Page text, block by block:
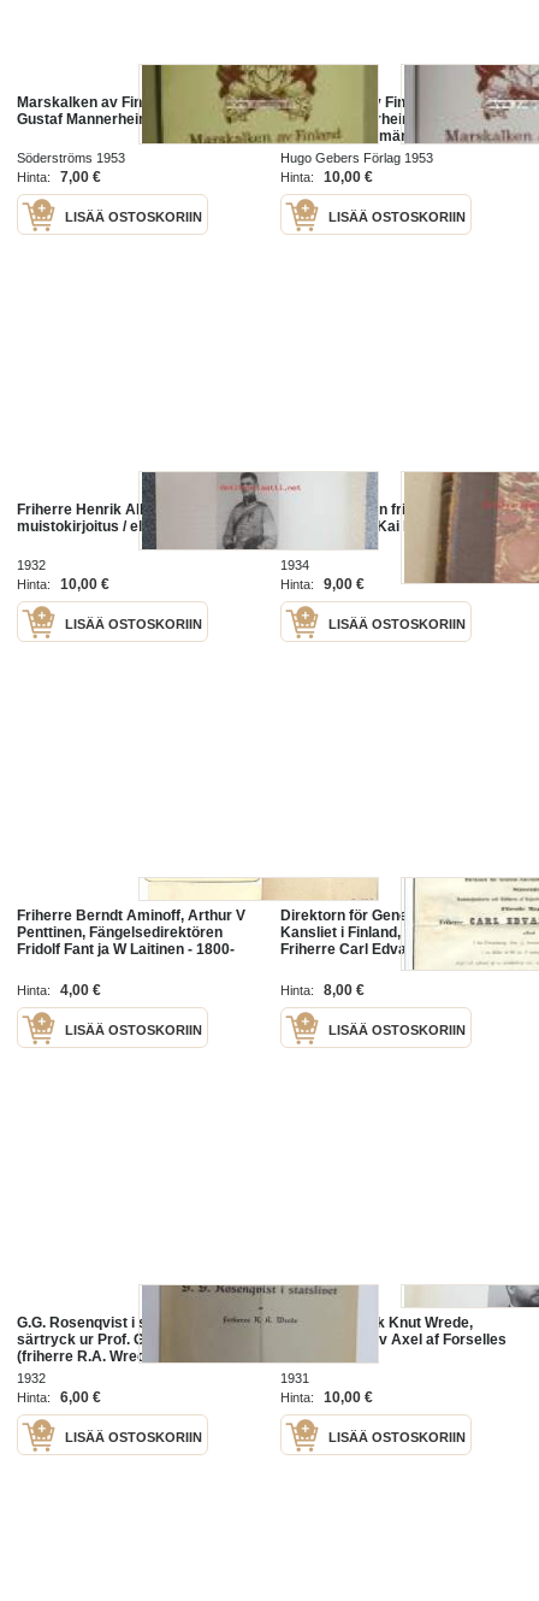
Marskalken av Finland friherre
Gustaf Mannerheim
Söderströms 1953
Hinta:
7,00 €
LISÄÄ OSTOSKORIIN
Marskalken av Finland friherre
Gustaf Mannerheim krigaren -
statsmannen -människan
Hugo Gebers Förlag 1953
Hinta:
10,00 €
LISÄÄ OSTOSKORIIN
Friherre Henrik Albrecht Wrede -
muistokirjoitus / elämäkertatietoja
1932
Hinta:
10,00 €
LISÄÄ OSTOSKORIIN
Fältmarskalken friherre
Mannerheim / Kai Donner.
1934
Hinta:
9,00 €
LISÄÄ OSTOSKORIIN
Friherre Berndt Aminoff, Arthur V
Penttinen, Fängelsedirektören
Fridolf Fant ja W Laitinen - 1800-
Hinta: 4,00 €
LISÄÄ OSTOSKORIIN
Direktorn för General-Guvernörs
Kansliet i Finland, Statsrådet
Friherre Carl Edvard Walleen St
Petersburg , Hautajaiskutsu 1856
Hinta: 8,00 €
LISÄÄ OSTOSKORIIN
G.G. Rosenqvist i statslivet -
särtryck ur Prof. G.G. minneskrift -
(friherre R.A. Wreden omiste
prokuraattori L. Kihlmanille) -
offprint
1932
Hinta:
6,00 €
LISÄÄ OSTOSKORIIN
Friherre Henrik Knut Wrede,
minnesskrift av Axel af Forselles
1931
Hinta:
10,00 €
LISÄÄ OSTOSKORIIN